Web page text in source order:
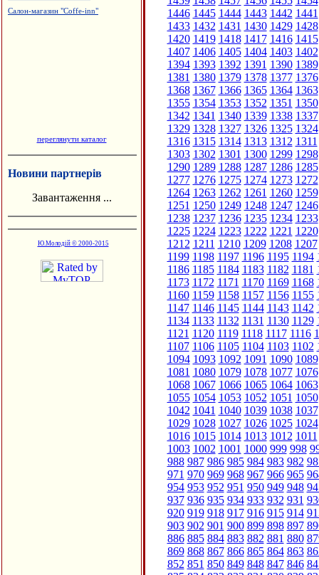
Салон-магазин "Coffe-inn"
переглянути каталог
Новини партнерів
Завантаження ...
Ю.Молодій © 2000-2015
1446 1445 1444 1443 1442 1441
1433 1432 1431 1430 1429 1428
1420 1419 1418 1417 1416 1415
1407 1406 1405 1404 1403 1402
1394 1393 1392 1391 1390 1389
1381 1380 1379 1378 1377 1376
1368 1367 1366 1365 1364 1363
1355 1354 1353 1352 1351 1350
1342 1341 1340 1339 1338 1337
1329 1328 1327 1326 1325 1324
1316 1315 1314 1313 1312 1311
1303 1302 1301 1300 1299 1298
1290 1289 1288 1287 1286 1285
1277 1276 1275 1274 1273 1272
1264 1263 1262 1261 1260 1259
1251 1250 1249 1248 1247 1246
1238 1237 1236 1235 1234 1233
1225 1224 1223 1222 1221 1220
1212 1211 1210 1209 1208 1207
1199 1198 1197 1196 1195 1194
1186 1185 1184 1183 1182 1181
1173 1172 1171 1170 1169 1168
1160 1159 1158 1157 1156 1155
1147 1146 1145 1144 1143 1142
1134 1133 1132 1131 1130 1129
1121 1120 1119 1118 1117 1116
1107 1106 1105 1104 1103 1102
1094 1093 1092 1091 1090 1089
1081 1080 1079 1078 1077 1076
1068 1067 1066 1065 1064 1063
1055 1054 1053 1052 1051 1050
1042 1041 1040 1039 1038 1037
1029 1028 1027 1026 1025 1024
1016 1015 1014 1013 1012 1011
1003 1002 1001 1000 999 998
988 987 986 985 984 983 982
971 970 969 968 967 966 965
954 953 952 951 950 949 948
937 936 935 934 933 932 931
920 919 918 917 916 915 914
903 902 901 900 899 898 897
886 885 884 883 882 881 880
869 868 867 866 865 864 863
852 851 850 849 848 847 846